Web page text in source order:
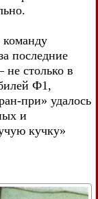
последние
столько в
Ф1,
при» удалось
и
кучку»